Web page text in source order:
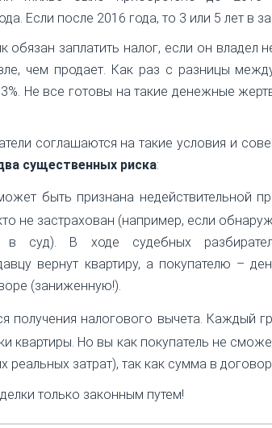
Если после 2016 года, то 3 или 5 лет в
обязан заплатить налог, если он
чем продает. Как раз с разницы
Не все готовы на такие денежные
соглашаются на такие условия и
существенных риска:
быть признана недействительной
не застрахован (например, если
в суд). В ходе судебных
вернут квартиру, а покупателю –
(заниженную!).
получения налогового вычета. Каждый
квартиры. Но вы как покупатель не
затрат), так как сумма в
только законным путем!